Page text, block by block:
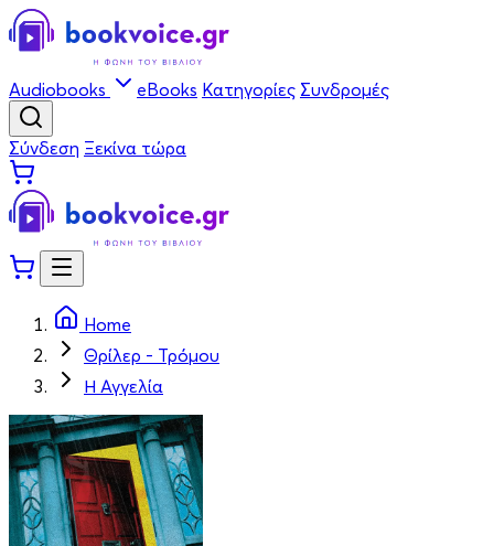
Audiobooks eBooks Κατηγορίες Συνδρομές
Σύνδεση Ξεκίνα τώρα
Home
Θρίλερ - Τρόμου
Η Αγγελία